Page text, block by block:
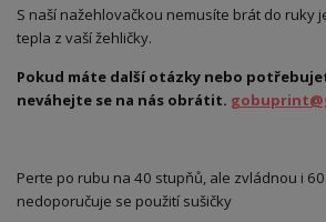
S naší nažehlovačkou nemusíte brát do ruky
tepla z vaší žehličky.
Pokud máte další otázky nebo
neváhejte se na nás obrátit.
Perte po rubu na 40 stupňů, ale zvládnou i
nedoporučuje se použití sušičky